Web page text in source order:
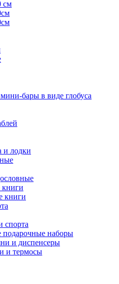
см
бары в виде глобуса
и лодки
книги
спорта
наборы
и диспенсеры
и термосы